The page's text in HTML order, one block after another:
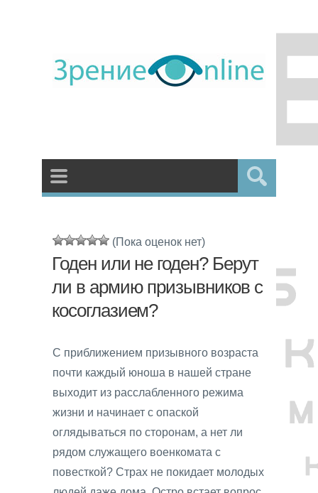
(Пока оценок нет)
Годен или не годен? Берут
ли в армию призывников с
косоглазием?
С приближением призывного возраста
почти каждый юноша в нашей стране
выходит из расслабленного режима
жизни и начинает с опаской
оглядываться по сторонам, а нет ли
рядом служащего военкомата с
повесткой? Страх не покидает молодых